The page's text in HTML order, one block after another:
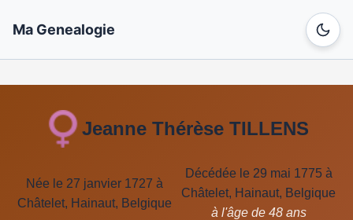
Ma Genealogie
Jeanne Thérèse TILLENS
Née le 27 janvier 1727 à
Châtelet, Hainaut, Belgique
Décédée le 29 mai 1775 à
Châtelet, Hainaut, Belgique
à l'âge de 48 ans